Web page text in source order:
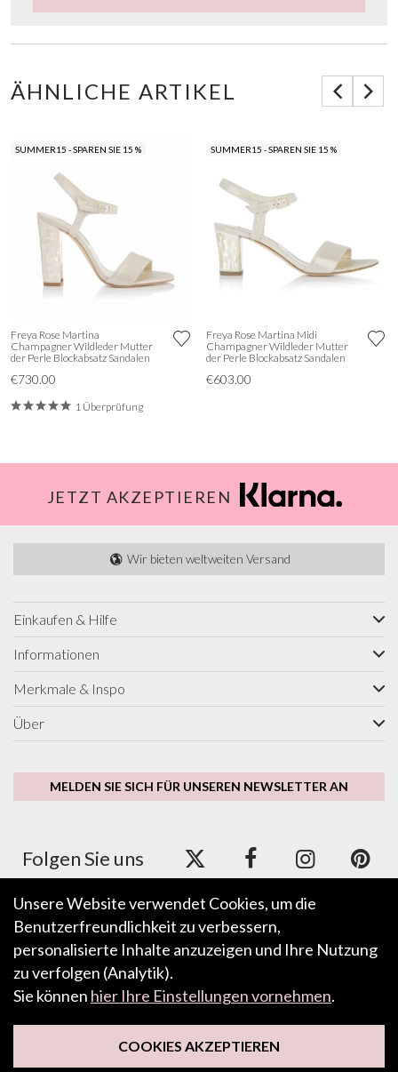
ÄHNLICHE ARTIKEL
SUMMER15 - SPAREN SIE 15 %
Freya Rose Martina
Champagner Wildleder Mutter
der Perle Blockabsatz Sandalen
€730.00
1 Überprüfung
SUMMER15 - SPAREN SIE 15 %
Freya Rose Martina Midi
Champagner Wildleder Mutter
der Perle Blockabsatz Sandalen
€603.00
JETZT AKZEPTIEREN
Wir bieten weltweiten Versand
Einkaufen & Hilfe
Informationen
Merkmale & Inspo
Über
MELDEN SIE SICH FÜR UNSEREN NEWSLETTER AN
Folgen Sie uns
Wir akzeptieren ApplePay, GooglePay, PayPal und
Unsere Website verwendet Cookies, um die
Benutzerfreundlichkeit zu verbessern,
personalisierte Inhalte anzuzeigen und Ihre Nutzung
zu verfolgen (Analytik).
Sie können hier Ihre Einstellungen vornehmen.
COOKIES AKZEPTIEREN